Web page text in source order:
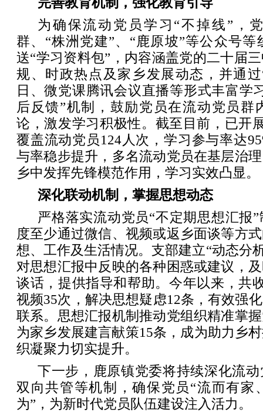
为确保流动党员学习“不掉线”，
群、“株洲党建”、“鹿原坡”等公众号
送“学习资料包”，内容涵盖党的二十届
规、时政热点及家乡发展动态，并通
日、微党课腾讯会议直播等形式丰富学
后反馈”机制，鼓励党员在流动党员群
论，激发学习积极性。截至目前，已开
覆盖流动党员124人次，学习参与率达
与率稳步提升，多名流动党员在基层治
乡中发挥先锋模范作用，学习实效凸显。
深化联动机制，掌握思想动态
严格落实流动党员“不定期思想汇报
度至少通过微信、视频或返乡面谈等方
想、工作及生活情况。支部建立“动态分
对思想汇报中反映的各种困惑或建议，
谈话，提供指导和帮助。今年以来，共
视频35次，解决思想疑虑12条，有效强
联系。思想汇报机制推动党组织精准掌
为家乡发展建言献策15条，成为助力乡
织凝聚力切实提升。
下一步，鹿原镇党委将持续深化流
双向共管等机制，确保党员“流而有家
为”，为新时代党员队伍建设注入活力。